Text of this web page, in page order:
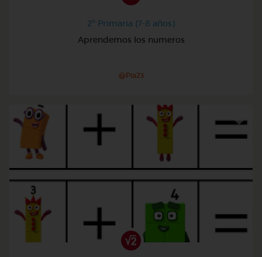
2º Primaria (7-8 años)
Aprendemos los numeros
@Pia23